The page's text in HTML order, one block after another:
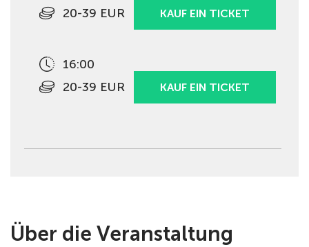
20-39 EUR
KAUF EIN TICKET
16:00
20-39 EUR
KAUF EIN TICKET
Über die Veranstaltung